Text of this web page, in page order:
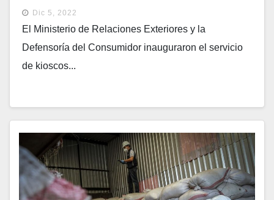
Dic 5, 2022
El Ministerio de Relaciones Exteriores y la
Defensoría del Consumidor inauguraron el servicio
de kioscos...